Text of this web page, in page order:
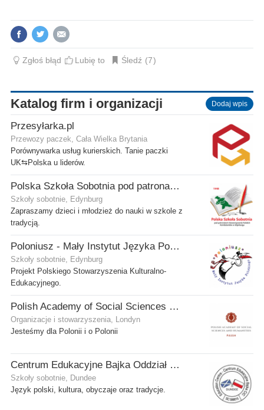
Zgłoś błąd Lubię to Śledź 7
Katalog firm i organizacji Dodaj wpis
Przesyłarka.pl
Przewozy paczek, Cała Wielka Brytania
Porównywarka usług kurierskich. Tanie paczki
UK⇆Polska u liderów.
Polska Szkoła Sobotnia pod patronatem SPK w Edynburgu - Filia Stenhouse
Szkoły sobotnie, Edynburg
Zapraszamy dzieci i młodzież do nauki w szkole z
tradycją.
Poloniusz - Mały Instytut Języka Polskiego
Szkoły sobotnie, Edynburg
Projekt Polskiego Stowarzyszenia Kulturalno-
Edukacyjnego.
Polish Academy of Social Sciences and Humanities Ltd
Organizacje i stowarzyszenia, Londyn
Jesteśmy dla Polonii i o Polonii
Centrum Edukacyjne Bajka Oddział w Dundee
Szkoły sobotnie, Dundee
Język polski, kultura, obyczaje oraz tradycje.